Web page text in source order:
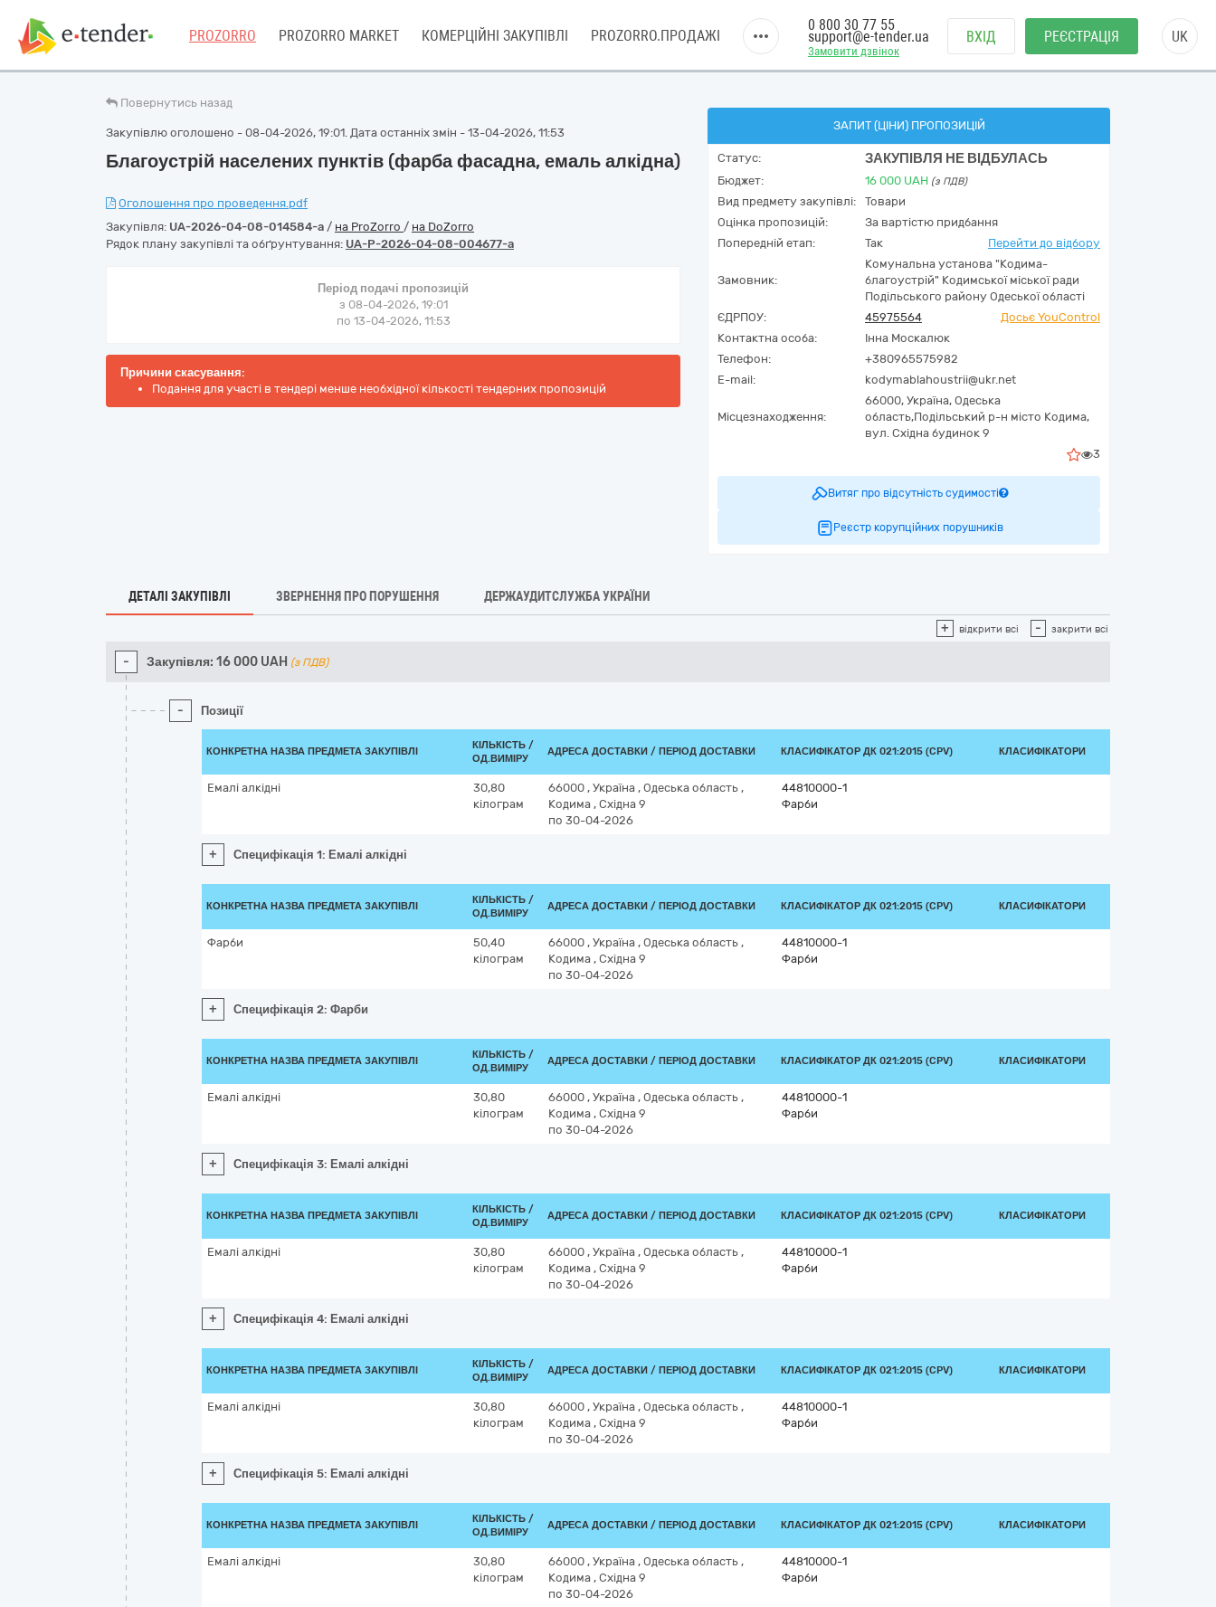
PROZORRO PROZORRO MARKET КОМЕРЦІЙНІ ЗАКУПІВЛІ PROZORRO.ПРОДАЖІ
Замовити дзвінок
0 800 30 77 55
support@e-tender.ua ВХІД РЕЄСТРАЦІЯ UK
Повернутись назад
Закупівлю оголошено - 08-04-2026, 19:01. Дата останніх змін - 13-04-2026, 11:53
Благоустрій населених пунктів (фарба фасадна, емаль алкідна)
Оголошення про проведення.pdf
Закупівля: UA-2026-04-08-014584-a / на ProZorro / на DoZorro
Рядок плану закупівлі та обґрунтування: UA-P-2026-04-08-004677-a
Період подачі пропозицій
з 08-04-2026, 19:01
по 13-04-2026, 11:53
Причини скасування:
Подання для участі в тендері менше необхідної кількості тендерних пропозицій
ЗАПИТ (ЦІНИ) ПРОПОЗИЦІЙ
Статус: ЗАКУПІВЛЯ НЕ ВІДБУЛАСЬ
Бюджет: 16 000 UAH (з ПДВ)
Вид предмету закупівлі:
Товари
Оцінка пропозицій:
За вартістю придбання
Попередній етап:
Так Перейти до відбору
Замовник:
Комунальна установа "Кодима-
благоустрій" Кодимської міської ради
Подільського району Одеської області
ЄДРПОУ:
45975564
Досьє YouControl
Контактна особа:
Інна Москалюк
Телефон:
+380965575982
E-mail:
kodymablahoustrii@ukr.net
Місцезнаходження:
66000, Україна, Одеська
область,Подільський р-н місто Кодима,
вул. Східна будинок 9
3
Витяг про відсутність судимості
Реєстр корупційних порушників
ДЕТАЛІ ЗАКУПІВЛІ ЗВЕРНЕННЯ ПРО ПОРУШЕННЯ ДЕРЖАУДИТСЛУЖБА УКРАЇНИ
+ відкрити всі - закрити всі
- Закупівля: 16 000 UAH (з ПДВ)
- Позиції
КОНКРЕТНА НАЗВА ПРЕДМЕТА ЗАКУПІВЛІ
КІЛЬКІСТЬ /
ОД.ВИМІРУ
АДРЕСА ДОСТАВКИ / ПЕРІОД ДОСТАВКИ КЛАСИФІКАТОР ДК 021:2015 (CPV) КЛАСИФІКАТОРИ
Емалі алкідні
30,80
кілограм
66000 , Україна , Одеська область ,
Кодима , Східна 9
по 30-04-2026
44810000-1
Фарби
+ Специфікація 1: Емалі алкідні
КОНКРЕТНА НАЗВА ПРЕДМЕТА ЗАКУПІВЛІ
КІЛЬКІСТЬ /
ОД.ВИМІРУ
АДРЕСА ДОСТАВКИ / ПЕРІОД ДОСТАВКИ КЛАСИФІКАТОР ДК 021:2015 (CPV) КЛАСИФІКАТОРИ
Фарби
50,40
кілограм
66000 , Україна , Одеська область ,
Кодима , Східна 9
по 30-04-2026
44810000-1
Фарби
+ Специфікація 2: Фарби
КОНКРЕТНА НАЗВА ПРЕДМЕТА ЗАКУПІВЛІ
КІЛЬКІСТЬ /
ОД.ВИМІРУ
АДРЕСА ДОСТАВКИ / ПЕРІОД ДОСТАВКИ КЛАСИФІКАТОР ДК 021:2015 (CPV) КЛАСИФІКАТОРИ
Емалі алкідні
30,80
кілограм
66000 , Україна , Одеська область ,
Кодима , Східна 9
по 30-04-2026
44810000-1
Фарби
+ Специфікація 3: Емалі алкідні
КОНКРЕТНА НАЗВА ПРЕДМЕТА ЗАКУПІВЛІ
КІЛЬКІСТЬ /
ОД.ВИМІРУ
АДРЕСА ДОСТАВКИ / ПЕРІОД ДОСТАВКИ КЛАСИФІКАТОР ДК 021:2015 (CPV) КЛАСИФІКАТОРИ
Емалі алкідні
30,80
кілограм
66000 , Україна , Одеська область ,
Кодима , Східна 9
по 30-04-2026
44810000-1
Фарби
+ Специфікація 4: Емалі алкідні
КОНКРЕТНА НАЗВА ПРЕДМЕТА ЗАКУПІВЛІ
КІЛЬКІСТЬ /
ОД.ВИМІРУ
АДРЕСА ДОСТАВКИ / ПЕРІОД ДОСТАВКИ КЛАСИФІКАТОР ДК 021:2015 (CPV) КЛАСИФІКАТОРИ
Емалі алкідні
30,80
кілограм
66000 , Україна , Одеська область ,
Кодима , Східна 9
по 30-04-2026
44810000-1
Фарби
+ Специфікація 5: Емалі алкідні
КОНКРЕТНА НАЗВА ПРЕДМЕТА ЗАКУПІВЛІ
КІЛЬКІСТЬ /
ОД.ВИМІРУ
АДРЕСА ДОСТАВКИ / ПЕРІОД ДОСТАВКИ КЛАСИФІКАТОР ДК 021:2015 (CPV) КЛАСИФІКАТОРИ
Емалі алкідні
30,80
кілограм
66000 , Україна , Одеська область ,
Кодима , Східна 9
по 30-04-2026
44810000-1
Фарби